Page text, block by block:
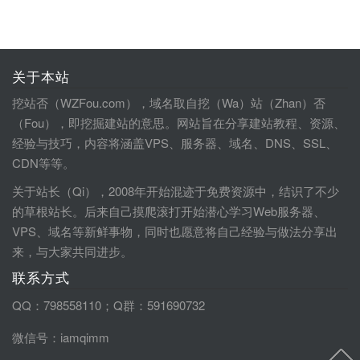
关于本站
挖站否（WZFou.com），域名取自挖（Wa）站（Zhan）否
（Fou），即挖掘建站的意思。网站旨在分享建站教程、资源、
经验与技巧，内容将涵盖VPS、服务器、域名、DNS、SSL、
CDN等等。
关于站长（Qi），2008年开始混迹于免费资源中，结识了不少
的草根站长。后来自己摸爬滚打开始潜心学习Web服务器、
VPS、域名等新鲜事物，同时也愿意将自己经验与做法分享出
来，与大家共同进步。
联系方式
QQ：798558110；Q群：591690732
微信号：iamqimm